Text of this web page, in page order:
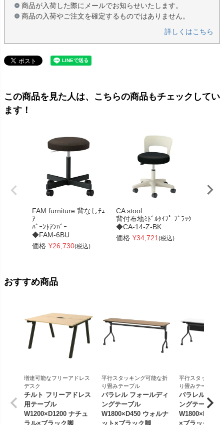
商品が入荷した際にメールでお知らせいたします。
商品の入荷やご注文を確定するものではありません。
詳しくはこちら
この商品を見た人は、こちらの商品もチェックしてい
ます！
FAM furniture 背なしﾁｪ
ｱ
ﾊﾞｰﾝﾄｱﾝﾊﾞｰ
◆FAM-6BU
価格 ¥26,730(税込)
CA stool
背付布地ﾐﾄﾞﾙﾀｲﾌﾟ ﾌﾞﾗｯｸ
◆CA-14-Z-BK
価格 ¥34,721 (税込)
おすすめ商品
増連可能なフリーアドレス
デスク
チルト フリーアドレス
用テーブル
W1200×D1200 ナチュ
ラル×ブラック脚
平行スタッキング可能な折
り畳みテーブル
パラレル フォールディ
ングテーブル
W1800×D450 ウォルナ
ット×ブラック脚
平行スタッキン
り畳みテーブル
パラレル フォ
ングテーブル
W1800×D450
×ブラック脚